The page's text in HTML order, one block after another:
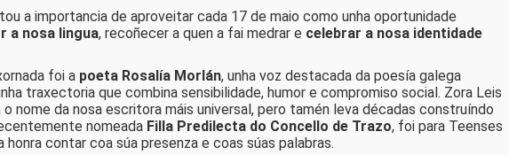
a importancia de aproveitar cada 17 de maio como unha oportunidade
a nosa lingua, recoñecer a quen a fai medrar e celebrar a nosa identidade
foi a poeta Rosalía Morlán, unha voz destacada da poesía galega
traxectoria que combina sensibilidade, humor e compromiso social. Zora Leis
nome da nosa escritora máis universal, pero tamén leva décadas construíndo
nomeada Filla Predilecta do Concello de Trazo, foi para Teenses
honra contar coa súa presenza e coas súas palabras.